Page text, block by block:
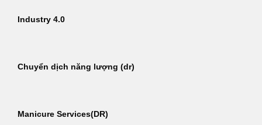
Industry 4.0
Chuyển dịch năng lượng (dr)
Manicure Services(DR)